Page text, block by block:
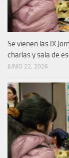
Se vienen las IX
charlas y sala de
JUNIO 22, 2026